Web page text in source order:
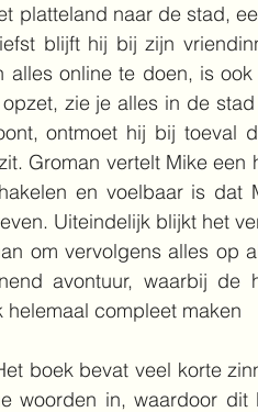
platteland naar de stad,
blijft hij bij zijn
online te doen, is
zie je alles in de
ontmoet hij bij toeval
Groman vertelt Mike een
en voelbaar is dat
Uiteindelijk blijkt het
om vervolgens alles op
avontuur, waarbij de
compleet maken
boek bevat veel korte
woorden in, waardoor dit